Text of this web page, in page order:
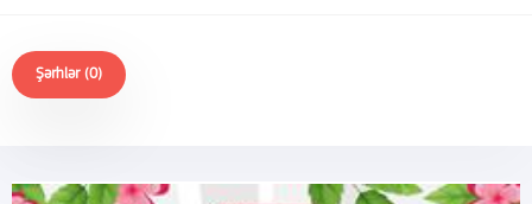
Şərhlər (0)